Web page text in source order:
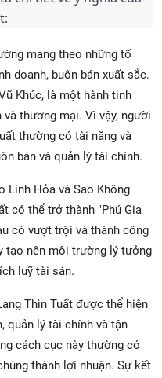
mang theo những tố
doanh, buôn bán xuất sắc.
Khúc, là một hành tinh
và thương mại. Vì vậy, người
thường có tài năng và
bán và quản lý tài chính.
Linh Hỏa và Sao Không
có thể trở thành "Phú Gia
có vượt trội và thành công
tạo nên môi trường lý tưởng
luỹ tài sản.
Thìn Tuất được thể hiện
quản lý tài chính và tận
cách cục này thường có
thành lợi nhuận. Sự kết